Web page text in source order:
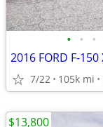
• • •
2016 FORD F-
7/22 105k mi
$13,800